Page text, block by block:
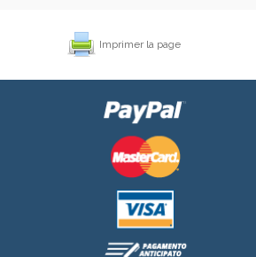
Imprimer la page